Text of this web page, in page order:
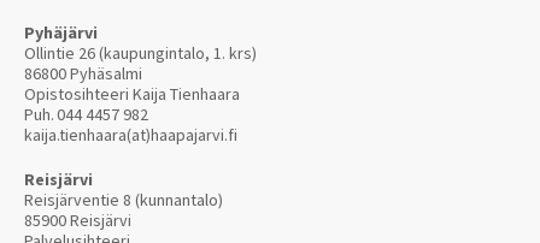
Pyhäjärvi
Ollintie 26 (kaupungintalo, 1. krs)
86800 Pyhäsalmi
Opistosihteeri Kaija Tienhaara
Puh.044 4457 982
kaija.tienhaara(at)haapajarvi.fi
Reisjärvi
Reisjärventie 8 (kunnantalo)
85900 Reisjärvi